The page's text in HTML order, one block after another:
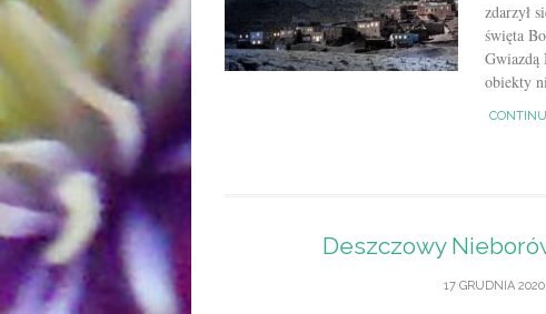
zdarzył
święta
Gwiazdą
obiekty
Deszczowy
17 GRUDNIA 2020